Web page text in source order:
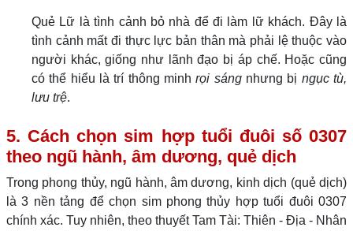
Quẻ Lữ là tình cảnh bỏ nhà để đi làm lữ khách. Đây là
tình cảnh mất đi thực lực bản thân mà phải lệ thuộc vào
người khác, giống như lãnh đạo bị áp chế. Hoặc cũng
có thể hiểu là trí thông minhrọi sángnhưng bị ngục tù,
lưu trệ.
5. Cách chọn sim hợp tuổi đuôi số 0307
theo ngũ hành, âm dương, quẻ dịch
Trong phong thủy, ngũ hành, âm dương, kinh dịch (quẻ dịch)
là 3 nền tảng để chọn sim phong thủy hợp tuổi đuôi 0307
chính xác. Tuy nhiên, theo thuyết Tam Tài: Thiên - Địa - Nhân